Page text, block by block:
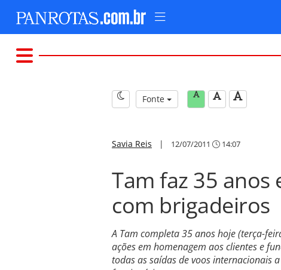
Fonte
Savia Reis | 12/07/2011 14:07
Tam faz 35 anos
com brigadeiros
A Tam completa 35 anos hoje (terça-
ações em homenagem aos clientes e
todas as saídas de voos internacionais